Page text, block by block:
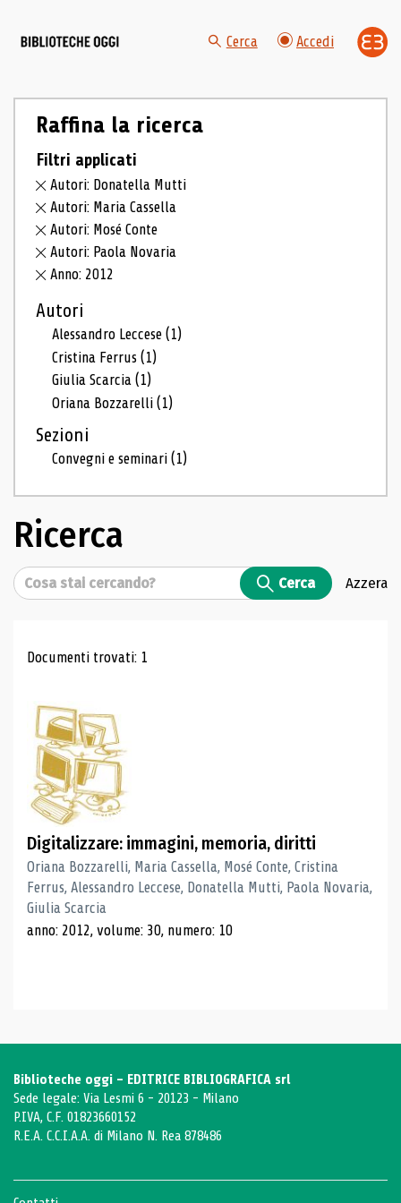
Cerca Accedi
Raffina la ricerca
Filtri applicati
Autori: Donatella Mutti
Autori: Maria Cassella
Autori: Mosé Conte
Autori: Paola Novaria
Anno: 2012
Autori
Alessandro Leccese(1)
Cristina Ferrus(1)
Giulia Scarcia(1)
Oriana Bozzarelli(1)
Sezioni
Convegni e seminari(1)
Ricerca
Cerca Cerca Azzera
Risultati di ricerca
Documenti trovati: 1
Digitalizzare: immagini, memoria, diritti
Oriana Bozzarelli, Maria Cassella, Mosé Conte, Cristina
Ferrus, Alessandro Leccese, Donatella Mutti, Paola Novaria,
Giulia Scarcia
anno: 2012, volume: 30, numero: 10
Biblioteche oggi - EDITRICE BIBLIOGRAFICA srl
Sede legale: Via Lesmi 6 - 20123 - Milano
P.IVA, C.F. 01823660152
R.E.A. C.C.I.A.A. di Milano N. Rea 878486